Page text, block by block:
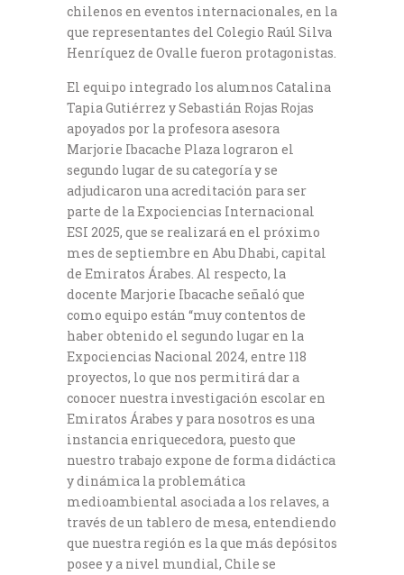
chilenos en eventos internacionales, en la
que representantes del Colegio Raúl Silva
Henríquez de Ovalle fueron protagonistas.
El equipo integrado los alumnos Catalina
Tapia Gutiérrez y Sebastián Rojas Rojas
apoyados por la profesora asesora
Marjorie Ibacache Plaza lograron el
segundo lugar de su categoría y se
adjudicaron una acreditación para ser
parte de la Expociencias Internacional
ESI 2025, que se realizará en el próximo
mes de septiembre en Abu Dhabi, capital
de Emiratos Árabes. Al respecto, la
docente Marjorie Ibacache señaló que
como equipo están “muy contentos de
haber obtenido el segundo lugar en la
Expociencias Nacional 2024, entre 118
proyectos, lo que nos permitirá dar a
conocer nuestra investigación escolar en
Emiratos Árabes y para nosotros es una
instancia enriquecedora, puesto que
nuestro trabajo expone de forma didáctica
y dinámica la problemática
medioambiental asociada a los relaves, a
través de un tablero de mesa, entendiendo
que nuestra región es la que más depósitos
posee y a nivel mundial, Chile se